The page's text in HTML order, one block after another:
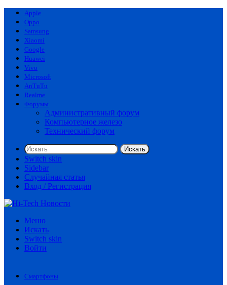
Apple
Oppo
Samsung
Xiaomi
Google
Huawei
Vivo
Microsoft
AnTuTu
Realme
Форумы
Административный форум
Компьютерное железо
Технический форум
Искать
Switch skin
Sidebar
Случайная статья
Вход / Регистрация
Меню
Искать
Switch skin
Войти
Смартфоны